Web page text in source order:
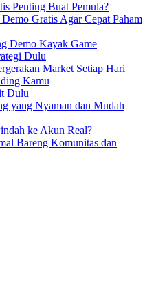
Penting Buat Pemula?
Gratis Agar Cepat Paham
Demo Kayak Game
Dulu
Market Setiap Hari
Kamu
Dulu
yang Nyaman dan Mudah
ke Akun Real?
Bareng Komunitas dan